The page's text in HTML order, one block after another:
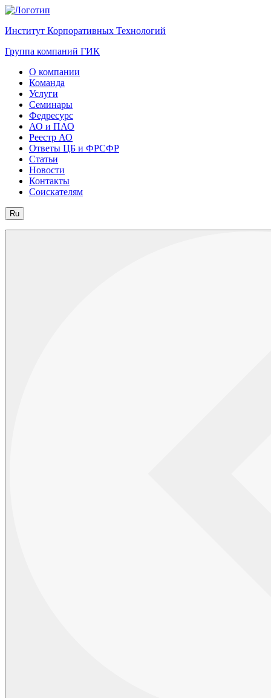
Институт Корпоративных Технологий
Группа компаний ГИК
О компании
Команда
Услуги
Семинары
Федресурс
АО и ПАО
Реестр АО
Ответы ЦБ и ФРСФР
Статьи
Новости
Контакты
Соискателям
Ru